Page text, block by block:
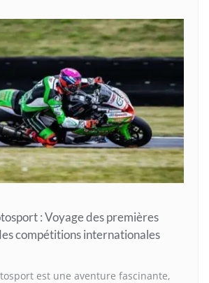
: Voyage des premières
compétitions internationales
est une aventure fascinante,